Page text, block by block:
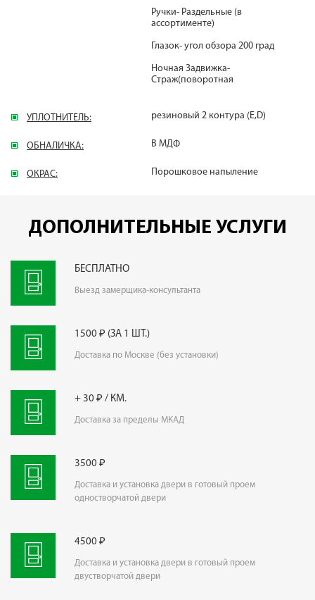
Ручки- Раздельные (в
ассортименте)
Глазок- угол обзора 200 град
Ночная Задвижка-
Страж(поворотная
УПЛОТНИТЕЛЬ: резиновый 2 контура (E,D)
ОБНАЛИЧКА: В МДФ
ОКРАС: Порошковое напыление
ДОПОЛНИТЕЛЬНЫЕ УСЛУГИ
БЕСПЛАТНО
Выезд замерщика-консультанта
1500 ₽ (ЗА 1 ШТ.)
Доставка по Москве (без установки)
+ 30 ₽ / КМ.
Доставка за пределы МКАД
3500 ₽
Доставка и установка двери в готовый проем
одностворчатой двери
4500 ₽
Доставка и установка двери в готовый проем
двустворчатой двери